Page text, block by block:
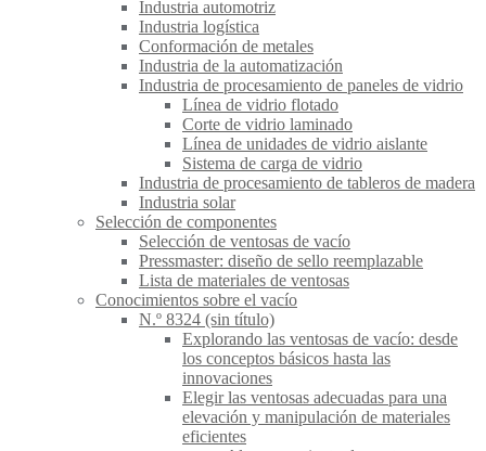
Industria automotriz
Industria logística
Conformación de metales
Industria de la automatización
Industria de procesamiento de paneles de vidrio
Línea de vidrio flotado
Corte de vidrio laminado
Línea de unidades de vidrio aislante
Sistema de carga de vidrio
Industria de procesamiento de tableros de madera
Industria solar
Selección de componentes
Selección de ventosas de vacío
Pressmaster: diseño de sello reemplazable
Lista de materiales de ventosas
Conocimientos sobre el vacío
N.º 8324 (sin título)
Explorando las ventosas de vacío: desde
los conceptos básicos hasta las
innovaciones
Elegir las ventosas adecuadas para una
elevación y manipulación de materiales
eficientes